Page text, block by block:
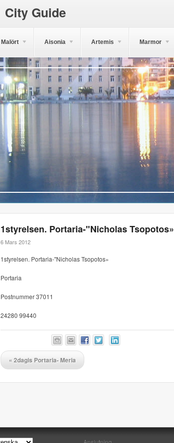
City Guide
Malört Aisonia Artemis Marmor
1styrelsen. Portaria-"Nicholas Tsopotos»
6 Mars 2012
1styrelsen. Portaria-"Nicholas Tsopotos»
Portaria
Postnummer 37011
24280 99440
« 2dagis Portaria- Meria